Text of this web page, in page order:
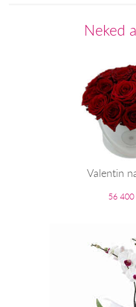
Neked
Valentin
56